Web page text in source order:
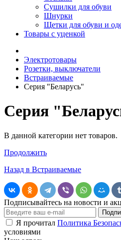
Сушилки для обуви
Шнурки
Щетки для обуви и
Товары с уценкой
Электротовары
Розетки, выключатели
Встраиваемые
Серия "Беларусь"
Серия
В данной категории нет товаров.
Продолжить
Назад в Встраиваемые
Подписывайтесь на новости и
Я прочитал Политика
условиями